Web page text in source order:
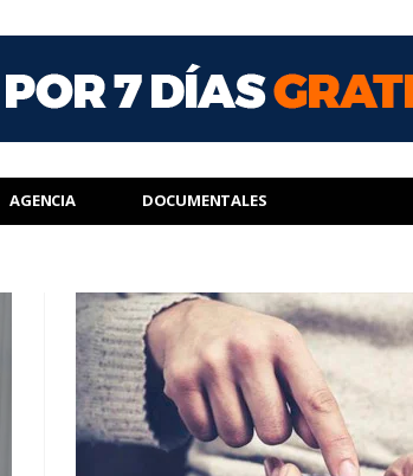
AGENCIA DOCUMENTALES